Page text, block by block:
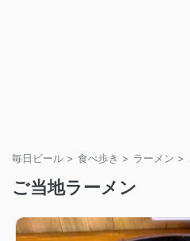
毎日ビール > 食べ歩き > ラーメン >
ご当地ラーメン